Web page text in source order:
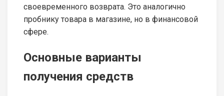
своевременного возврата. Это аналогично
пробнику товара в магазине, но в финансовой
сфере.
Основные варианты
получения средств